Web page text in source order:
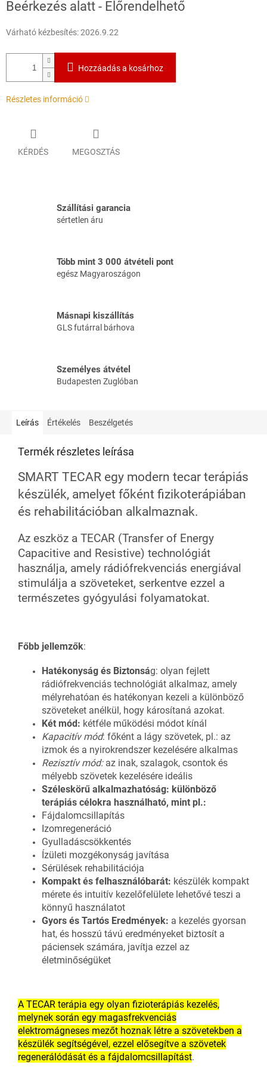
Beérkezés alatt - Előrendelhető
Várható kézbesítés:2026.9.22
Hozzáadás a kosárhoz
Részletes információ
KÉRDÉS MEGOSZTÁS
Szállítási garancia
sértetlen áru
Több mint 3 000 átvételi pont
egész Magyaroszágon
Másnapi kiszállítás
GLS futárral bárhova
Személyes átvétel
Budapesten Zuglóban
Leírás Értékelés Beszélgetés
Termék részletes leírása
SMART TECAR egy modern tecar terápiás
készülék, amelyet főként fizikoterápiában
és rehabilitációban alkalmaznak.
Az eszköz a TECAR (Transfer of Energy
Capacitive and Resistive) technológiát
használja, amely rádiófrekvenciás energiával
stimulálja a szöveteket, serkentve ezzel a
természetes gyógyulási folyamatokat.
Főbb jellemzők:
Hatékonyság és Biztonság: olyan fejlett
rádiófrekvenciás technológiát alkalmaz, amely
mélyrehatóan és hatékonyan kezeli a különböző
szöveteket anélkül, hogy károsítaná azokat.
Két mód: kétféle működési módot kínál
Kapacitív mód: főként a lágy szövetek, pl.: az
izmok és a nyirokrendszer kezelésére alkalmas
Rezisztív mód:az inak, szalagok, csontok és
mélyebb szövetek kezelésére ideális
Széleskörű alkalmazhatóság: különböző
terápiás célokra használható, mint pl.:
Fájdalomcsillapítás
Izomregeneráció
Gyulladáscsökkentés
Ízületi mozgékonyság javítása
Sérülések rehabilitációja
Kompakt és felhasználóbarát: készülék kompakt
mérete és intuitív kezelőfelülete lehetővé teszi a
könnyű használatot
Gyors és Tartós Eredmények: a kezelés gyorsan
hat, és hosszú távú eredményeket biztosít a
páciensek számára, javítja ezzel az
életminőségüket
A TECAR terápia egy olyan fizioterápiás kezelés,
melynek során egy magasfrekvenciás
elektromágneses mezőt hoznak létre a szövetekben a
készülék segítségével, ezzel elősegítve a szövetek
regenerálódását és a fájdalomcsillapítást.